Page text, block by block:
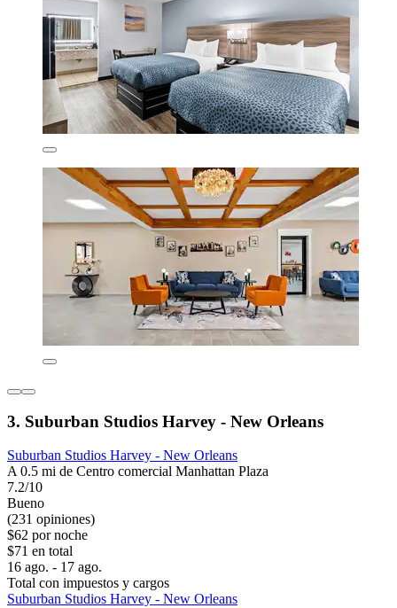
3. Suburban Studios Harvey - New Orleans
Suburban Studios Harvey - New Orleans
A 0.5 mi de Centro comercial Manhattan Plaza
7.2/10
Bueno
(231 opiniones)
$62 por noche
$71 en total
16 ago. - 17 ago.
Total con impuestos y cargos
Suburban Studios Harvey - New Orleans